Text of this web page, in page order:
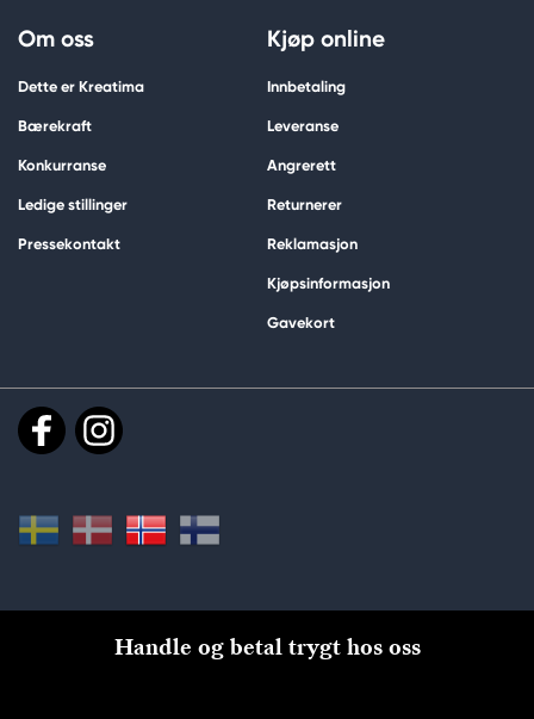
Om oss
Dette er Kreatima
Bærekraft
Konkurranse
Ledige stillinger
Pressekontakt
Kjøp online
Innbetaling
Leveranse
Angrerett
Returnerer
Reklamasjon
Kjøpsinformasjon
Gavekort
Handle og betal trygt hos oss